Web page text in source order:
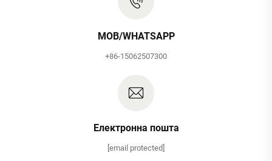
MOB/WHATSAPP
+86-15062507300
Електронна пошта
[email protected]